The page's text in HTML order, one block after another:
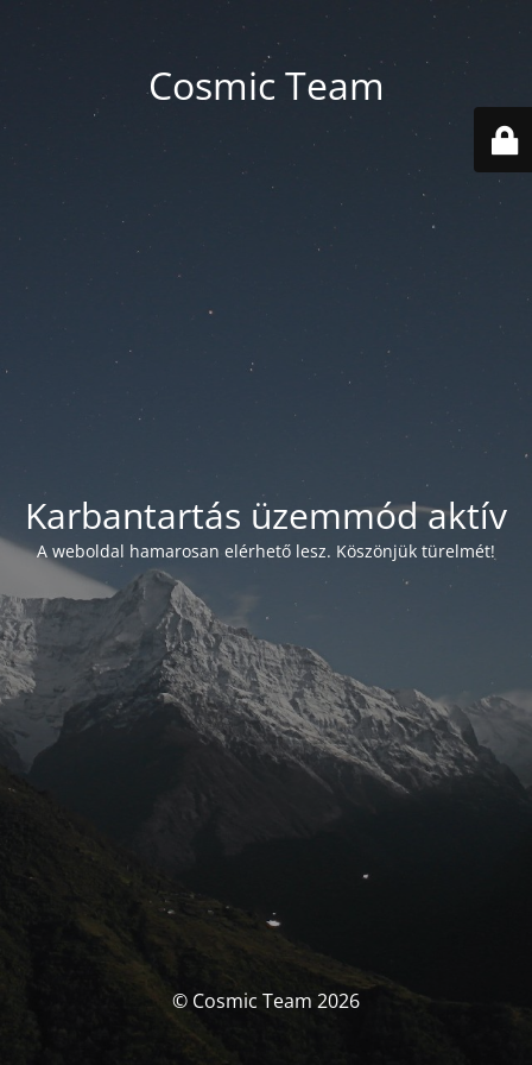
Cosmic Team
Karbantartás üzemmód aktív
A weboldal hamarosan elérhető lesz. Köszönjük türelmét!
© Cosmic Team 2026